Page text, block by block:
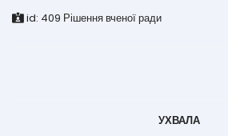
id: 409 Рішення вченої ради
УХВАЛА